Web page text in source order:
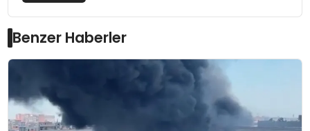
Benzer Haberler